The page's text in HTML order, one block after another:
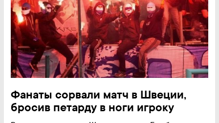
Фанаты сорвали матч в Швеции,
бросив петарду в ноги игроку